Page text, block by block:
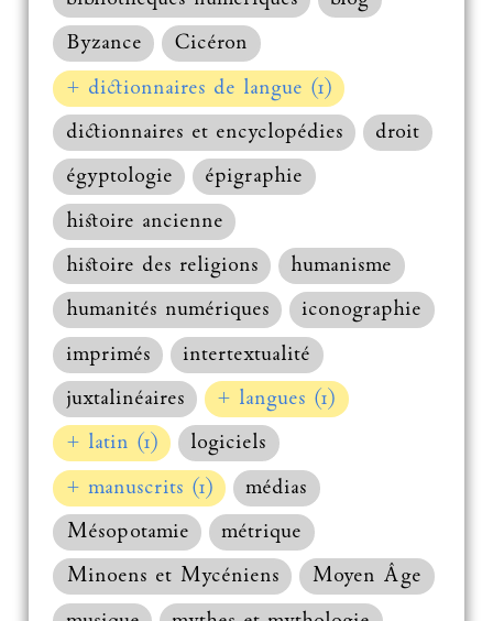
Byzance
Cicéron
+ dictionnaires de langue (1)
dictionnaires et encyclopédies
droit
égyptologie
épigraphie
histoire ancienne
histoire des religions
humanisme
humanités numériques
iconographie
imprimés
intertextualité
juxtalinéaires
+ langues (1)
+ latin (1)
logiciels
+ manuscrits (1)
médias
Mésopotamie
métrique
Minoens et Mycéniens
Moyen Âge